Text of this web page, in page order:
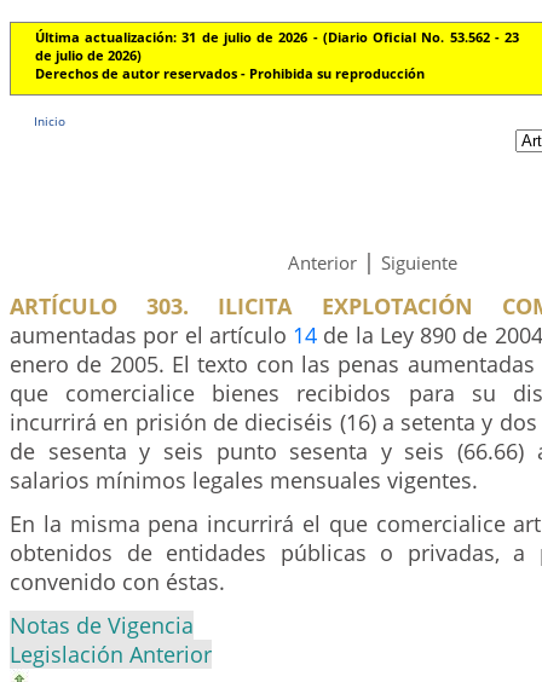
Última actualización: 31 de julio de 2026 - (Diario Oficial No. 53.562 - 23
de julio de 2026)
Derechos de autor reservados - Prohibida su reproducción
Inicio
Anterior | Siguiente
ARTÍCULO 303. ILICITA EXPLOTACIÓN
aumentadas por el artículo 14 de la Ley 890 de
enero de 2005. El texto con las penas
que comercialice bienes recibidos para su
incurrirá en prisión de dieciséis (16) a setenta y
de sesenta y seis punto sesenta y seis (66.66)
salarios mínimos legales mensuales vigentes.
En la misma pena incurrirá el que comercialice
obtenidos de entidades públicas o privadas, a
convenido con éstas.
Notas de Vigencia
Legislación Anterior